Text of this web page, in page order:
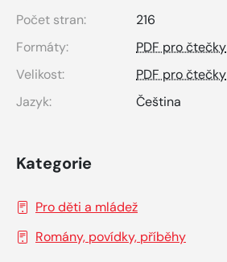
Počet stran:
216
Formáty:
PDF pro čtečky
Velikost:
PDF pro čtečky
Jazyk:
Čeština
Kategorie
Pro děti a mládež
Romány, povídky, příběhy